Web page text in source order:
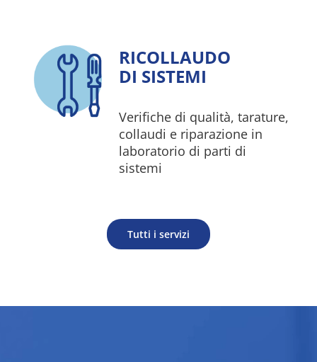
RICOLLAUDO
DI SISTEMI
Verifiche di qualità, tarature,
collaudi e riparazione in
laboratorio di parti di
sistemi
Tutti i servizi